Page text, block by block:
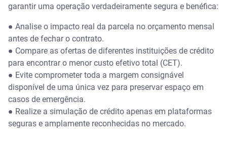
garantir uma operação verdadeiramente segura e benéfica:
● Analise o impacto real da parcela no orçamento mensal
antes de fechar o contrato.
● Compare as ofertas de diferentes instituições de crédito
para encontrar o menor custo efetivo total (CET).
● Evite comprometer toda a margem consignável
disponível de uma única vez para preservar espaço em
casos de emergência.
● Realize a simulação de crédito apenas em plataformas
seguras e amplamente reconhecidas no mercado.